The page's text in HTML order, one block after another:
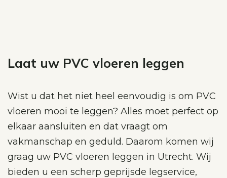
Laat uw PVC vloeren leggen
Wist u dat het niet heel eenvoudig is om PVC
vloeren mooi te leggen? Alles moet perfect op
elkaar aansluiten en dat vraagt om
vakmanschap en geduld. Daarom komen wij
graag uw PVC vloeren leggen in Utrecht. Wij
bieden u een scherp geprijsde legservice,